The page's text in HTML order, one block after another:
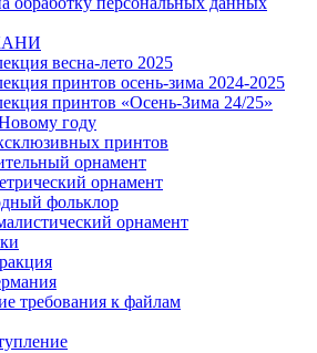
весна-лето 2025
принтов осень-зима 2024-2025
принтов «Осень-Зима 24/25»
году
принтов
орнамент
орнамент
фольклор
орнамент
требования к файлам